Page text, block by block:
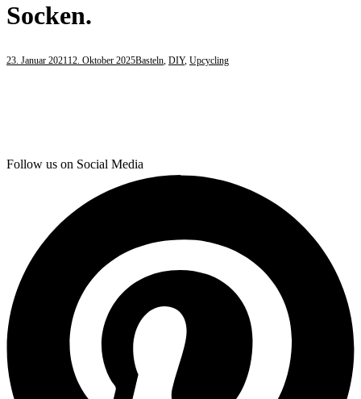
Socken.
23. Januar 2021 12. Oktober 2025Basteln DIY, Upcycling
Follow us on Social Media